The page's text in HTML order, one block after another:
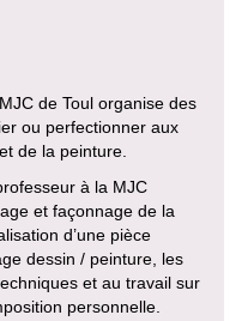
de Toul organise des
ou perfectionner aux
de la peinture.
à la MJC
et façonnage de la
d’une pièce
dessin / peinture, les
et au travail sur
personnelle.